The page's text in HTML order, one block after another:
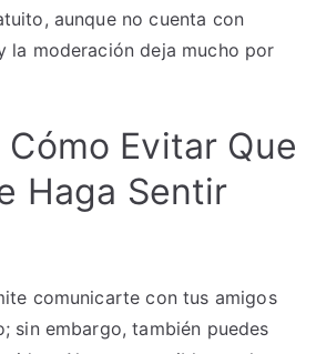
aunque no cuenta con
la moderación deja mucho por
Evitar Que
Haga Sentir
comunicarte con tus amigos
sin embargo, también puedes